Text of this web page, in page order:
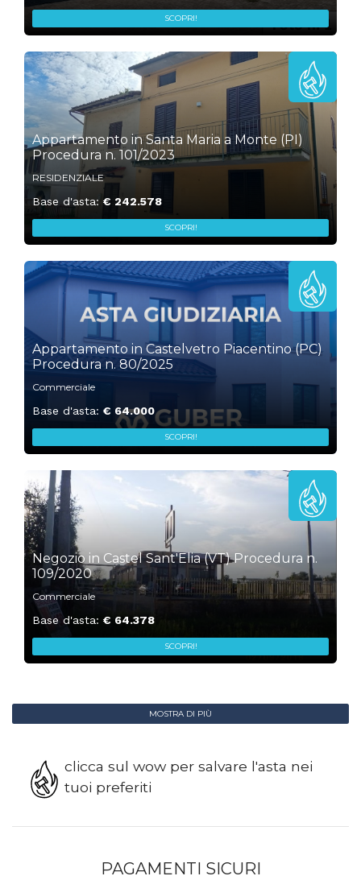
SCOPRI!
„
1
Appartamento in Santa Maria a Monte (PI)
Procedura n. 101/2023
RESIDENZIALE
Base d'asta: € 242.578
SCOPRI!
„
Appartamento in Castelvetro Piacentino (PC)
Procedura n. 80/2025
Commerciale
Base d'asta: € 64.000
SCOPRI!
1
Negozio in Castel Sant'Elia (VT) Procedura n.
109/2020
Commerciale
Base d'asta: € 64.378
SCOPRI!
MOSTRA DI PIÙ
clicca sul wow per salvare l'asta nei
tuoi preferiti
PAGAMENTI SICURI